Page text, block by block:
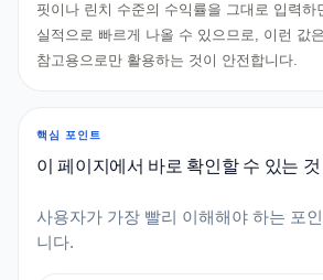
핏이나 린치 수준의 수익률을 그대로 입력하
실적으로 빠르게 나올 수 있으므로, 이런 값
참고용으로만 활용하는 것이 안전합니다.
핵심 포인트
이 페이지에서 바로 확인할 수 있는 것
사용자가 가장 빨리 이해해야 하는 포
니다.